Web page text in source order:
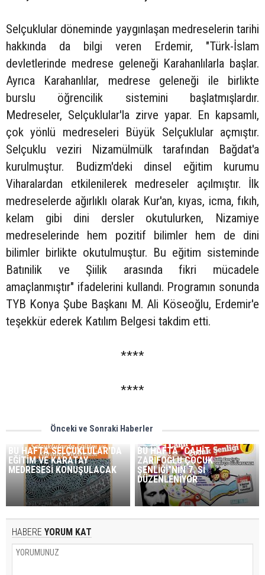
Selçuklular döneminde yaygınlaşan medreselerin tarihi
hakkında da bilgi veren Erdemir, "Türk-İslam
devletlerinde medrese geleneği Karahanlılarla başlar.
Ayrıca Karahanlılar, medrese geleneği ile birlikte
burslu öğrencilik sistemini başlatmışlardır.
Medreseler, Selçuklular'la zirve yapar. En kapsamlı,
çok yönlü medreseleri Büyük Selçuklular açmıştır.
Selçuklu veziri Nizamülmülk tarafından Bağdat'a
kurulmuştur. Budizm'deki dinsel eğitim kurumu
Viharalardan etkilenilerek medreseler açılmıştır. İlk
medreselerde ağırlıklı olarak Kur'an, kıyas, icma, fıkıh,
kelam gibi dini dersler okutulurken, Nizamiye
medreselerinde hem pozitif bilimler hem de dini
bilimler birlikte okutulmuştur. Bu eğitim sisteminde
Batınilik ve Şiilik arasında fikri mücadele
amaçlanmıştır" ifadelerini kullandı. Programın sonunda
TYB Konya Şube Başkanı M. Ali Köseoğlu, Erdemir'e
teşekkür ederek Katılım Belgesi takdim etti.
****
****
Önceki ve Sonraki Haberler
BU HAFTA SELÇUKLULAR'DA
EĞİTİM VE KARATAY
MEDRESESİ KONUŞULACAK
BU HAFTA "CAHİT
ZARİFOĞLU ÇOCUK
ŞENLİĞİ"NİN 7. Sİ
DÜZENLENİYOR
HABERE YORUM KAT